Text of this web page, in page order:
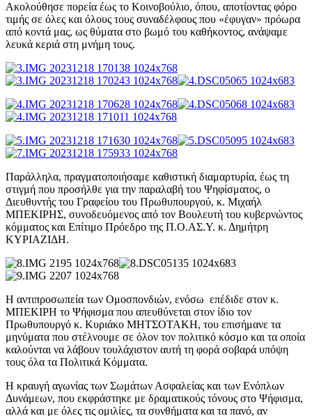
Ακολούθησε πορεία έως το Κοινοβούλιο, όπου, αποτίοντας φόρο
τιμής σε όλες και όλους τους συναδέλφους που «έφυγαν» πρόωρα
από κοντά μας, ως θύματα στο βωμό του καθήκοντος, ανάψαμε
λευκά κεριά στη μνήμη τους.
Παράλληλα, πραγματοποιήσαμε καθιστική διαμαρτυρία, έως τη
στιγμή που προσήλθε για την παραλαβή του Ψηφίσματος, ο
Διευθυντής του Γραφείου του Πρωθυπουργού, κ. Μιχαήλ
ΜΠΕΚΙΡΗΣ, συνοδευόμενος από τον Βουλευτή του κυβερνώντος
κόμματος και Επίτιμο Πρόεδρο της Π.Ο.ΑΣ.Υ. κ. Δημήτρη
ΚΥΡΙΑΖΙΔΗ.
Η αντιπροσωπεία των Ομοσπονδιών, ενόσω επέδιδε στον κ.
ΜΠΕΚΙΡΗ το Ψήφισμα που απευθύνεται στον ίδιο τον
Πρωθυπουργό κ. Κυριάκο ΜΗΤΣΟΤΑΚΗ, του επισήμανε τα
μηνύματα που στέλνουμε σε όλον τον πολιτικό κόσμο και τα οποία
καλούνται να λάβουν τουλάχιστον αυτή τη φορά σοβαρά υπόψη
τους όλα τα Πολιτικά Κόμματα.
Η κραυγή αγωνίας των Σωμάτων Ασφαλείας και των Ενόπλων
Δυνάμεων, που εκφράστηκε με δραματικούς τόνους στο Ψήφισμα,
αλλά και με όλες τις ομιλίες, τα συνθήματα και τα πανό, αν